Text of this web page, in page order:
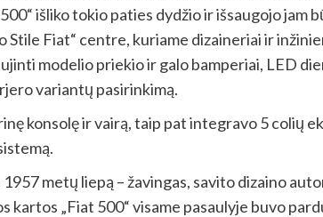
išliko tokio paties dydžio ir išsaugojo jam
Stile Fiat“ centre, kuriame dizaineriai ir
modelio priekio ir galo bamperiai, LED
variantų pasirinkimą.
konsolę ir vairą, taip pat integravo 5 colių
1957 metų liepą – žavingas, savito dizaino
„Fiat 500“ visame pasaulyje buvo